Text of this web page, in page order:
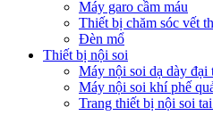
Máy garo cầm máu
Thiết bị chăm sóc vết
Đèn mổ
Thiết bị nội soi
Máy nội soi dạ dày đại
Máy nội soi khí phế
Trang thiết bị nội soi